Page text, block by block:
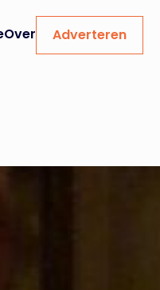
Over Adverteren